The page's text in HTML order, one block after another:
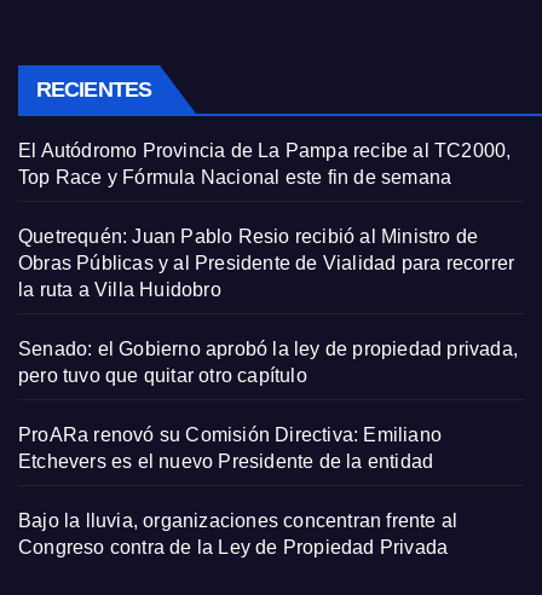
RECIENTES
El Autódromo Provincia de La Pampa recibe al TC2000,
Top Race y Fórmula Nacional este fin de semana
Quetrequén: Juan Pablo Resio recibió al Ministro de
Obras Públicas y al Presidente de Vialidad para recorrer
la ruta a Villa Huidobro
Senado: el Gobierno aprobó la ley de propiedad privada,
pero tuvo que quitar otro capítulo
ProARa renovó su Comisión Directiva: Emiliano
Etchevers es el nuevo Presidente de la entidad
Bajo la lluvia, organizaciones concentran frente al
Congreso contra de la Ley de Propiedad Privada